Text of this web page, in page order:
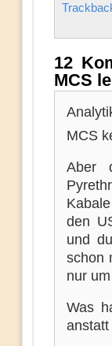
12
MCS
MCS
Aber
den
und
schon
nur
Was